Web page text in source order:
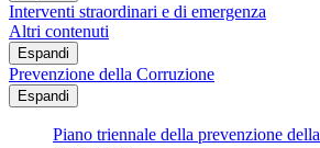
Interventi straordinari e di emergenza
Altri contenuti
Espandi
Prevenzione della Corruzione
Espandi
Piano triennale della prevenzione